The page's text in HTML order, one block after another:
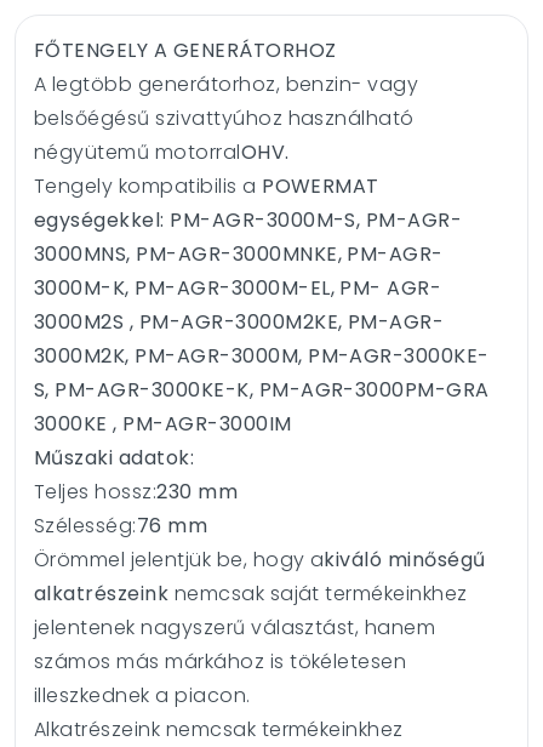
FŐTENGELY A GENERÁTORHOZ
A legtöbb generátorhoz, benzin- vagy
belsőégésű szivattyúhoz használható
négyütemű motorralOHV.
Tengely kompatibilis a POWERMAT
egységekkel: PM-AGR-3000M-S, PM-AGR-
3000MNS, PM-AGR-3000MNKE, PM-AGR-
3000M-K, PM-AGR-3000M-EL, PM- AGR-
3000M2S , PM-AGR-3000M2KE, PM-AGR-
3000M2K, PM-AGR-3000M, PM-AGR-3000KE-
S, PM-AGR-3000KE-K, PM-AGR-3000PM-GRA
3000KE , PM-AGR-3000IM
Műszaki adatok:
Teljes hossz:230 mm
Szélesség:76 mm
Örömmel jelentjük be, hogy akiváló minőségű
alkatrészeink nemcsak saját termékeinkhez
jelentenek nagyszerű választást, hanem
számos más márkához is tökéletesen
illeszkednek a piacon.
Alkatrészeink nemcsak termékeinkhez